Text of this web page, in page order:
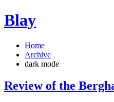
Blay
Home
Archive
dark mode
Review of the